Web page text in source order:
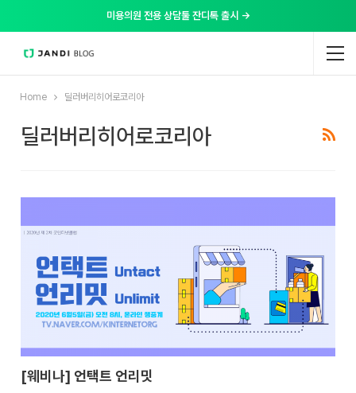
미용의원 전용 상담툴 잔디톡 출시 →
Home 딜러버리히어로코리아
딜러버리히어로코리아
[웨비나] 언택트 언리밋